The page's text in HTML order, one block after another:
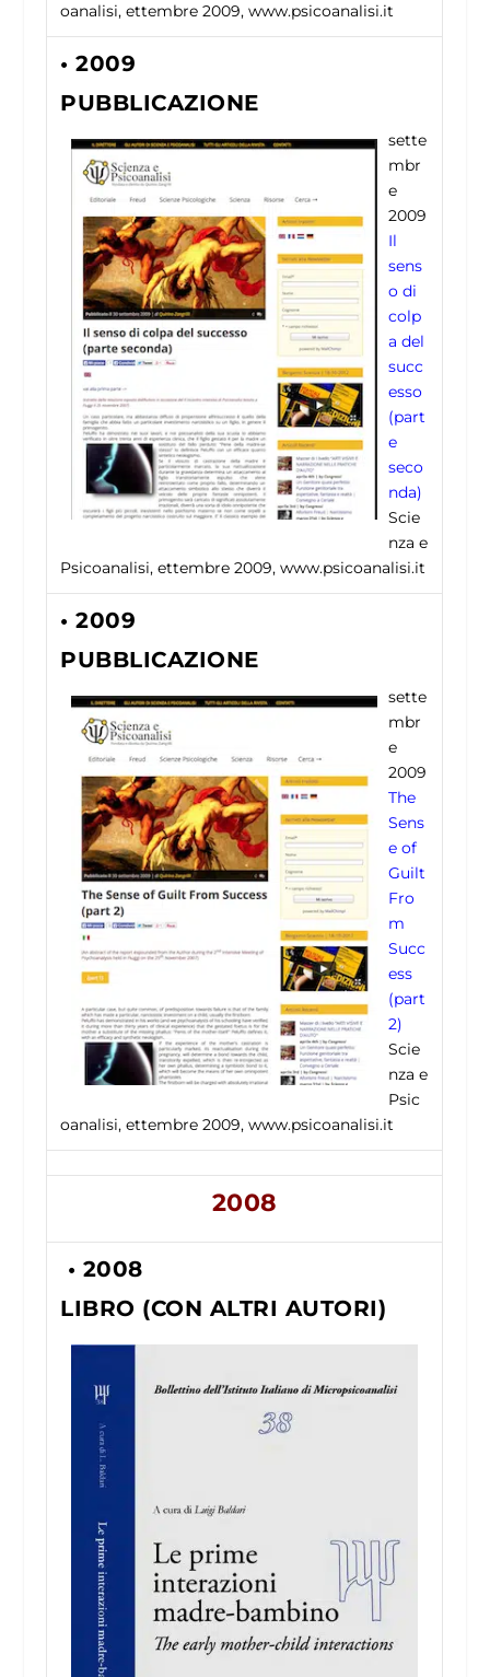
oanalisi, ettembre 2009, www.psicoanalisi.it
• 2009
PUBBLICAZIONE
sette
mbr
e
2009
Il
sens
o di
colp
a del
succ
esso
(part
e
seco
nda)
Scie
nza e
Psicoanalisi, ettembre 2009, www.psicoanalisi.it
• 2009
PUBBLICAZIONE
sette
mbr
e
2009
The
Sens
e of
Guilt
Fro
m
Succ
ess
(part
2)
Scie
nza e
Psic
oanalisi, ettembre 2009, www.psicoanalisi.it
2008
• 2008
LIBRO (CON ALTRI AUTORI)